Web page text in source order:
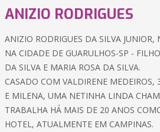
ANIZIO RODRIGUES
ANIZIO RODRIGUES DA SILVA
NA CIDADE DE GUARULHOS-SP -
DA SILVA E MARIA ROSA DA SILVA.
CASADO COM VALDIRENE
E MILENA, UMA NETINHA LINDA
TRABALHA HÁ MAIS DE 20 ANOS
HOTEL, ATUALMENTE EM CAMPINAS.